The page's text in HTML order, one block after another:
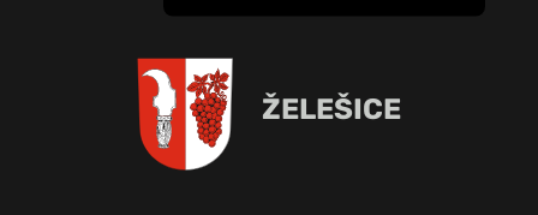
ŽELEŠICE